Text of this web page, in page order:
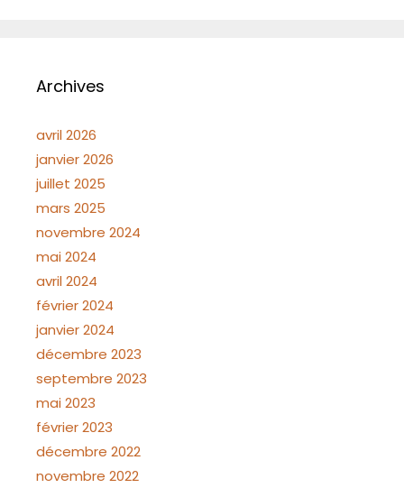
Archives
avril 2026
janvier 2026
juillet 2025
mars 2025
novembre 2024
mai 2024
avril 2024
février 2024
janvier 2024
décembre 2023
septembre 2023
mai 2023
février 2023
décembre 2022
novembre 2022